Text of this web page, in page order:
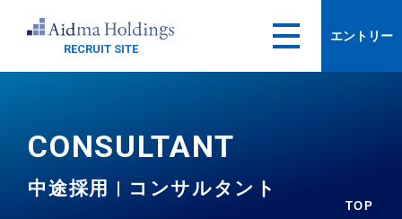
RECRUIT SITE
エントリー
CONSULTANT
中途採用 | コンサルタント
TOP